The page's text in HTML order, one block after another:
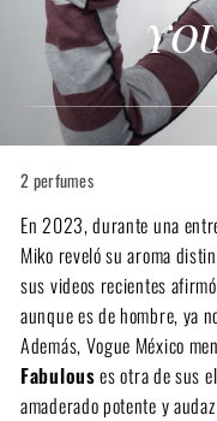
2 perfumes
En 2023, durante una
Miko reveló su aroma
sus videos recientes
aunque es de hombre, ya
Además, Vogue México
Fabulouses otra de sus
amaderado potente y